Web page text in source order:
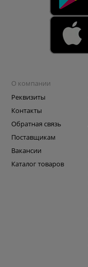
О компании
Реквизиты
Контакты
Обратная связь
Поставщикам
Вакансии
Каталог товаров